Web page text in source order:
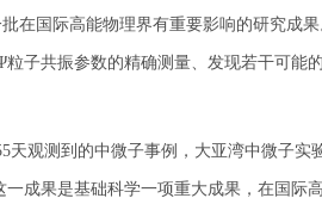
国际高能物理界有重要影响的研究成
子共振参数的精确测量、发现若干可能
测到的中微子事例，大亚湾中微子实
成果是基础科学一项重大成果，在国际